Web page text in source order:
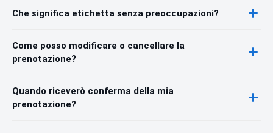
Che significa etichetta senza preoccupazioni?
Come posso modificare o cancellare la
prenotazione?
Quando riceverò conferma della mia
prenotazione?